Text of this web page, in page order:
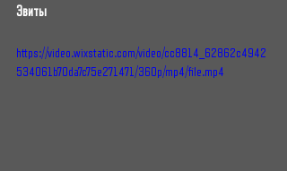
Эвиты
https://video.wixstatic.com/video/cc8814_62862c4942
534061b70da7c75e271471/360p/mp4/file.mp4